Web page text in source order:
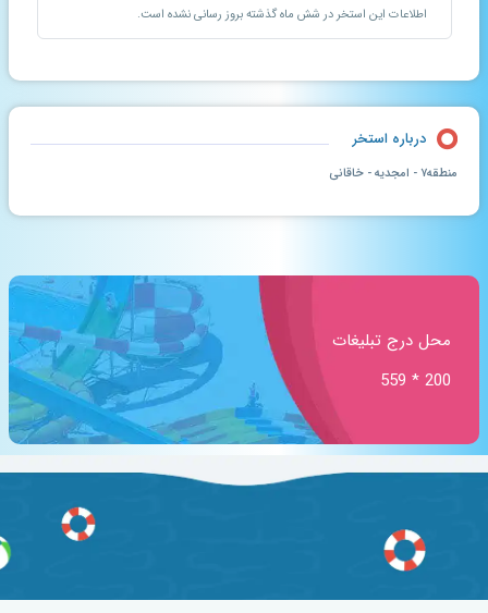
اطلاعات این استخر در شش ماه گذشته بروز رسانی نشده است.
درباره استخر
منطقه۷ - امجدیه - خاقانی
محل درج تبلیغات
200 * 559